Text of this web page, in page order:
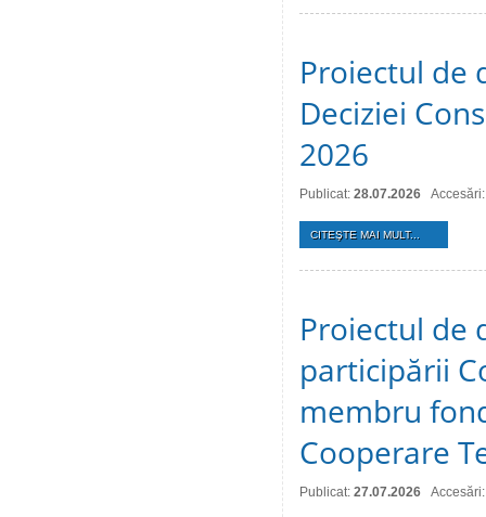
Proiectul de
Deciziei
2026
Publicat: 28.07.2026
CITEŞTE MAI MULT...
Proiectul de
participării
membru
Cooperare
Publicat: 27.07.2026